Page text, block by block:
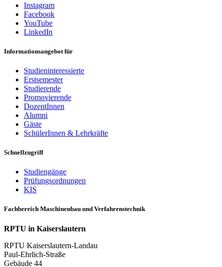
Instagram
Facebook
YouTube
LinkedIn
Informationsangebot für
Studieninteressierte
Erstsemester
Studierende
Promovierende
DozentInnen
Alumni
Gäste
SchülerInnen & Lehrkräfte
Schnellzugriff
Studiengänge
Prüfungsordnungen
KIS
Fachbereich Maschinenbau und Verfahrenstechnik
RPTU in Kaiserslautern
RPTU Kaiserslautern-Landau
Paul-Ehrlich-Straße
Gebäude 44